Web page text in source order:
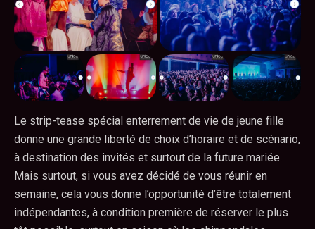
Le strip-tease spécial enterrement de vie de jeune fille
donne une grande liberté de choix d’horaire et de scénario,
à destination des invités et surtout de la future mariée.
Mais surtout, si vous avez décidé de vous réunir en
semaine, cela vous donne l’opportunité d’être totalement
indépendantes, à condition première de réserver le plus